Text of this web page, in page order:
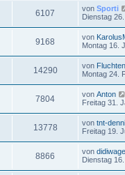
6107 von Sporti
Dienstag
9168 von
Montag 16.
14290 von
Montag 24.
7804 von Anton
Freitag 31.
13778 von tnt-
Freitag 19.
8866 von
Dienstag